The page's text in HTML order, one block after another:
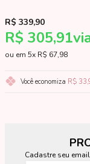
R$ 305,91
R$ 339,90
5x R$ 67,98
Você economiza R$
Cadastre seu